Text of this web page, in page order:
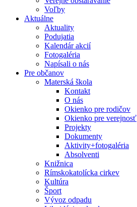
Voľby
Aktuálne
Aktuality
Podujatia
Kalendár akcií
Fotogaléria
Napísali o nás
Pre občanov
Materská škola
Kontakt
O nás
Okienko pre rodičov
Okienko pre verejnosť
Projekty
Dokumenty
Aktivity+fotogaléria
Absolventi
Knižnica
Rímskokatolícka cirkev
Kultúra
Šport
Vývoz odpadu